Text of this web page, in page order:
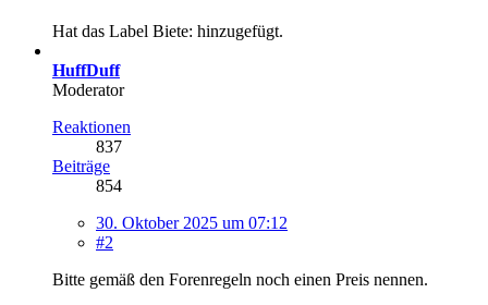
Hat das Label Biete: hinzugefügt.
HuffDuff
Moderator
Reaktionen
837
Beiträge
854
30. Oktober 2025 um 07:12
#2
Bitte gemäß den Forenregeln noch einen Preis nennen.